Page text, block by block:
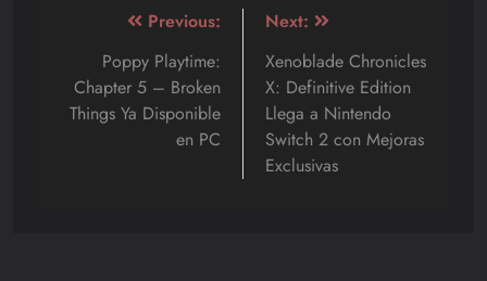
Navegación
entradas
Previous:
Poppy Playtime:
Chapter 5 – Broken
Things Ya Disponible
en PC
Next:
Xenoblade Chronicles
X: Definitive Edition
Llega a Nintendo
Switch 2 con Mejoras
Exclusivas